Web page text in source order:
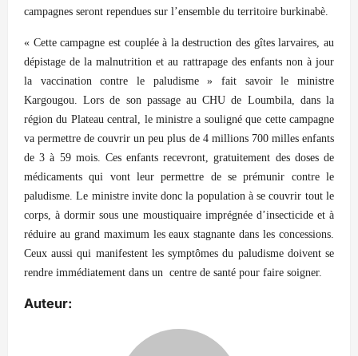
campagnes seront rependues sur l’ensemble du territoire burkinabè.
« Cette campagne est couplée à la destruction des gîtes larvaires, au
dépistage de la malnutrition et au rattrapage des enfants non à jour
la vaccination contre le paludisme » fait savoir le ministre
Kargougou. Lors de son passage au CHU de Loumbila, dans la
région du Plateau central, le ministre a souligné que cette campagne
va permettre de couvrir un peu plus de 4 millions 700 milles enfants
de 3 à 59 mois. Ces enfants recevront, gratuitement des doses de
médicaments qui vont leur permettre de se prémunir contre le
paludisme. Le ministre invite donc la population à se couvrir tout le
corps, à dormir sous une moustiquaire imprégnée d’insecticide et à
réduire au grand maximum les eaux stagnante dans les concessions.
Ceux aussi qui manifestent les symptômes du paludisme doivent se
rendre immédiatement dans un centre de santé pour faire soigner.
Auteur: